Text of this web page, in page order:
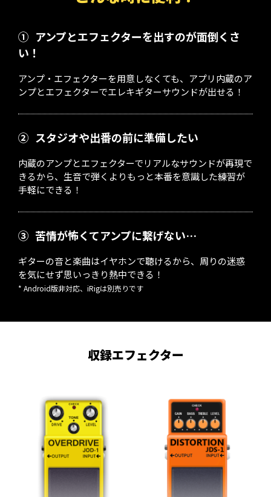
① アンプとエフェクターを出すのが面倒くさ
い！
アンプ・エフェクターを用意しなくても、アプリ内蔵のア
ンプとエフェクターでエレキギターサウンドが出せる！
② スタジオや出番の前に準備したい
内蔵のアンプとエフェクターでリアルなサウンドが再現で
きるから、生音で弾くよりもっと本番を意識した練習が
手軽にできる！
③ 苦情が怖くてアンプに繋げない…
ギターの音と楽曲はイヤホンで聴けるから、周りの迷惑
を気にせず思いっきり熱中できる！
* Android版非対応、iRigは別売りです
収録エフェクター